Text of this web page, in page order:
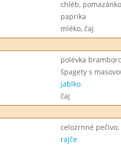
chléb,
paprika
mléko, čaj
polévka
špagety s
jablko
čaj
celozrnné
rajče